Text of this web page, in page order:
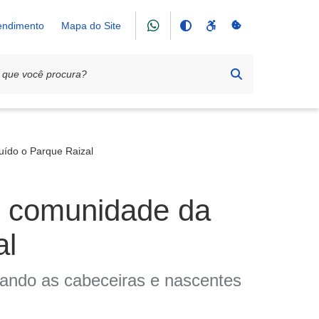
Mapa do Site
o Parque Raizal
da
as cabeceiras e nascentes